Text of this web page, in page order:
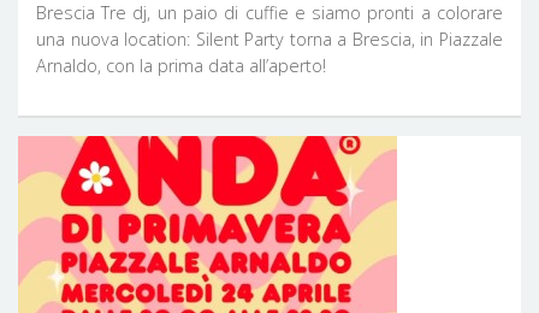
Brescia Tre dj, un paio di cuffie e siamo pronti a colorare
una nuova location: Silent Party torna a Brescia, in Piazzale
Arnaldo, con la prima data all’aperto!